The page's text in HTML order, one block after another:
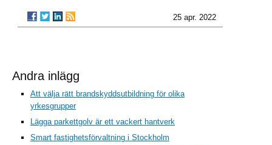
25 apr. 2022
Andra inlägg
Att välja rätt brandskyddsutbildning för olika
yrkesgrupper
Lägga parkettgolv är ett vackert hantverk
Smart fastighetsförvaltning i Stockholm